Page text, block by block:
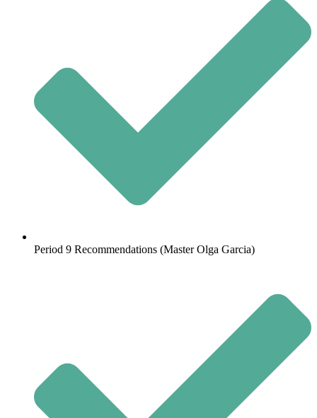
Period 9 Recommendations (Master Olga Garcia)